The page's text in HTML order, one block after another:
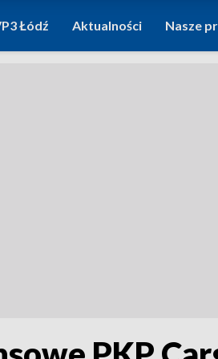
Łódź Aktualności Nasze